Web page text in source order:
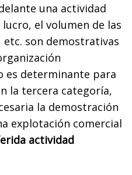
una actividad
el volumen de las
son demostrativas
es determinante para
la tercera categoría,
la demostración
explotación comercial
actividad